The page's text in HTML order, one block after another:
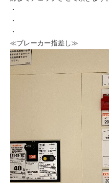
・
・
・
≪ブレーカー指差し≫